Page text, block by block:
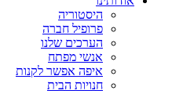
היסטוריה
פרופיל חברה
הערכים שלנו
אנשי מפתח
איפה אפשר לקנות
חנויות הבית